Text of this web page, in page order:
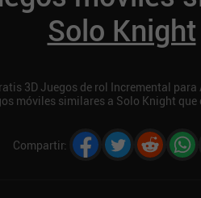
Solo Knight
3D Juegos de rol Incremental para
móviles similares a Solo Knight que
Compartir: